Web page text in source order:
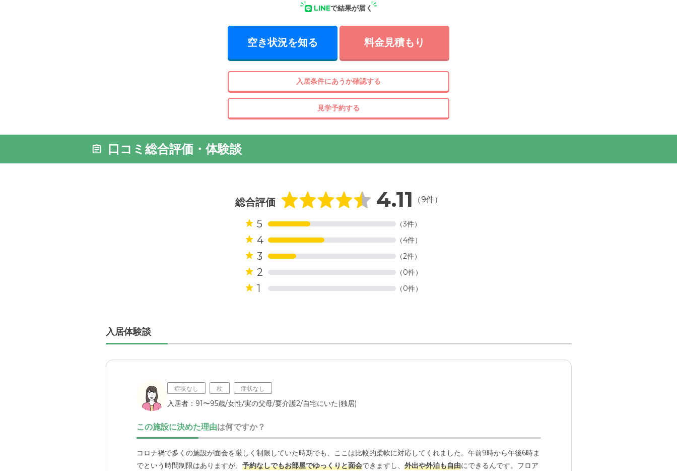
LINEで結果が届く
空き状況を知る 料金見積もり
入居条件にあうか確認する
見学予約する
口コミ総合評価・体験談
総合評価 4.11 （9件）
5 （3件）
4 （4件）
3 （2件）
2 （0件）
1 （0件）
入居体験談
症状なし 杖 症状なし
入居者：91〜95歳/女性/実の父母/要介護2/自宅にいた(独居)
この施設に決めた理由は何ですか？
コロナ禍で多くの施設が面会を厳しく制限していた時期でも、ここは比較的柔軟に対応してくれました。午前9時から午後6時ま
でという時間制限はありますが、 予約なしでもお部屋でゆっくりと面会できますし、 外出や外泊も自由にできるんです。フロア